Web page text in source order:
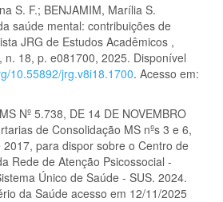
S. F.; BENJAMIM, Marília S.
saúde mental: contribuições de
JRG de Estudos Acadêmicos ,
n. 18, p. e081700, 2025. Disponível
10.55892/jrg.v8i18.1700. Acesso em:
Nº 5.738, DE 14 DE NOVEMBRO
de Consolidação MS nºs 3 e 6,
para dispor sobre o Centro de
Rede de Atenção Psicossocial -
Único de Saúde - SUS. 2024.
da Saúde acesso em 12/11/2025